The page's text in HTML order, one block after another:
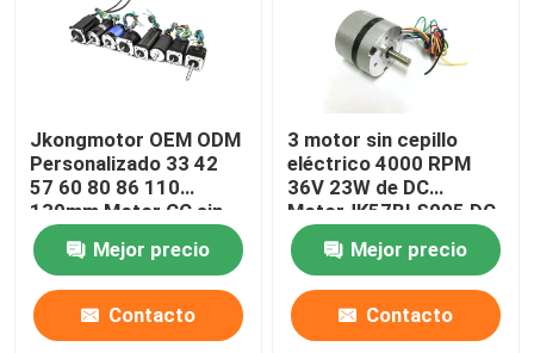
Jkongmotor OEM ODM
Personalizado 33 42
57 60 80 86 110
130mm Motor CC sin
escobillas con freno,
codificador, caja de
cambios y controlador
integrado
Mejor precio
Contacto
3 motor sin cepillo
eléctrico 4000 RPM
36V 23W de DC
MotorJK57BLS005 DC
de la fase con el CE
ROHS Mejor precio
Contacto